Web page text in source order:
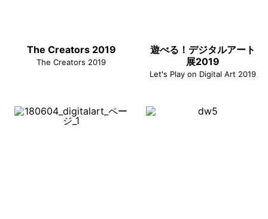
The Creators 2019
The Creators 2019
遊べる！デジタルアート
展2019
Let's Play on Digital Art 2019